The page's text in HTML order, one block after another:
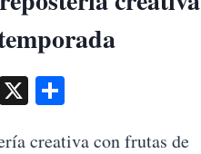
Pinterest
X
creativa con frutas de